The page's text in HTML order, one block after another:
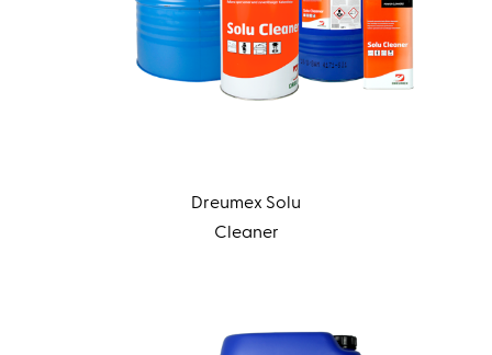
Dreumex Solu
Cleaner